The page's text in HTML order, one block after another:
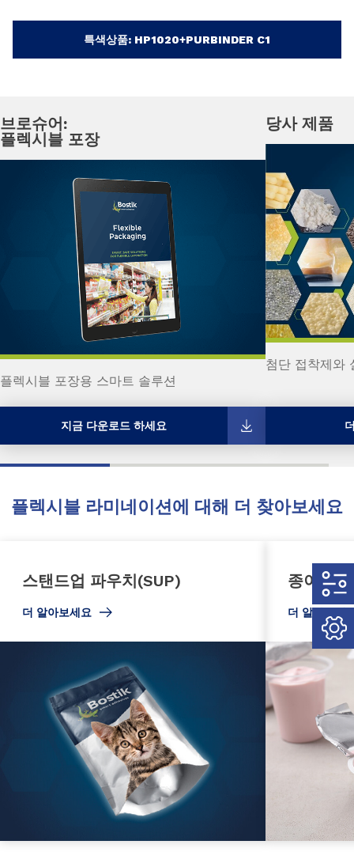
특색상품: HP1020+PURBINDER C1
브로슈어:
플렉시블 포장
플렉시블 포장용 스마트 솔루션
지금 다운로드 하세요
당사 제품
첨단 접착제와
플렉시블 라미네이션에 대해 더 찾아보세요
스탠드업 파우치(SUP)
더 알아보세요
종이 덮
더 알아보세